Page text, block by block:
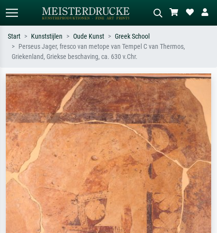
Standaard zoeken
Monet, Sterrennacht, impressionisme,
Hokusai-golf, naakt.
weide, abstract met veel rood, donker
olieverfschilderij, staand naakt naast
een boom.
Start Kunststijlen Oude Kunst
Greek School
Perseus Jager, fresco van metope van Tempel C van Thermos,
Griekenland, Griekse beschaving, ca. 630 v.Chr.